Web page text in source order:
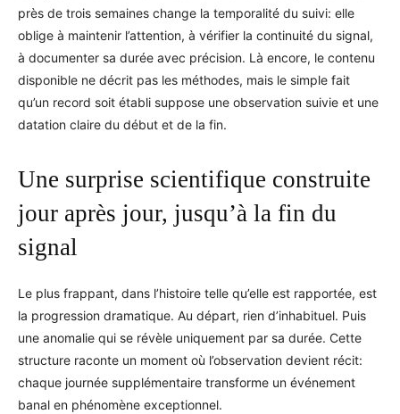
près de trois semaines change la temporalité du suivi: elle
oblige à maintenir l’attention, à vérifier la continuité du signal,
à documenter sa durée avec précision. Là encore, le contenu
disponible ne décrit pas les méthodes, mais le simple fait
qu’un record soit établi suppose une observation suivie et une
datation claire du début et de la fin.
Une surprise scientifique construite
jour après jour, jusqu’à la fin du
signal
Le plus frappant, dans l’histoire telle qu’elle est rapportée, est
la progression dramatique. Au départ, rien d’inhabituel. Puis
une anomalie qui se révèle uniquement par sa durée. Cette
structure raconte un moment où l’observation devient récit:
chaque journée supplémentaire transforme un événement
banal en phénomène exceptionnel.